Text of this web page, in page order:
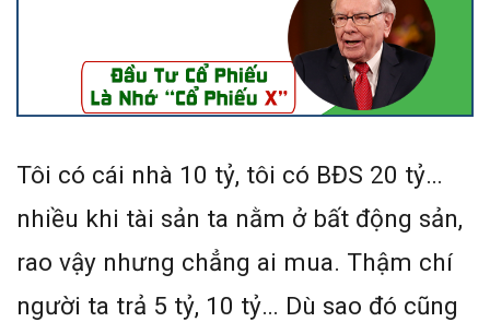
Tôi có cái nhà 10 tỷ, tôi có BĐS 20 tỷ…
nhiều khi tài sản ta nằm ở bất động sản,
rao vậy nhưng chẳng ai mua. Thậm chí
người ta trả 5 tỷ, 10 tỷ… Dù sao đó cũng